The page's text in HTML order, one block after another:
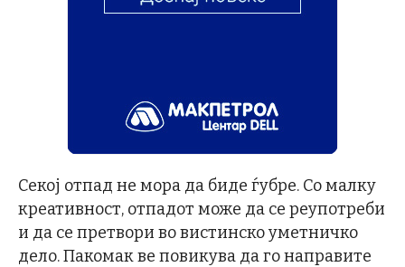
Секој отпад не мора да биде ѓубре. Со малку
креативност, отпадот може да се реупотреби
и да се претвори во вистинско уметничко
дело. Пакомак ве повикува да го направите